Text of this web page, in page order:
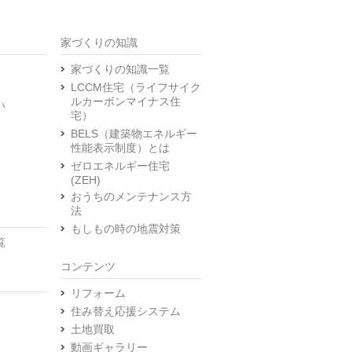
家づくりの知識
家づくりの知識一覧
LCCM住宅（ライフサイク
ルカーボンマイナス住
宅）
BELS（建築物エネルギー
性能表示制度）とは
ゼロエネルギー住宅
(ZEH)
おうちのメンテナンス方
法
もしもの時の地震対策
コンテンツ
リフォーム
住み替え応援システム
土地買取
動画ギャラリー